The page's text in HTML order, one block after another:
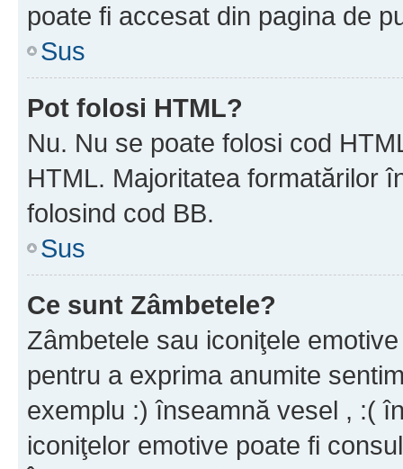
poate fi accesat din pagina de
Sus
Pot folosi HTML?
Nu. Nu se poate folosi cod
HTML. Majoritatea formatărilor
folosind cod BB.
Sus
Ce sunt Zâmbetele?
Zâmbetele sau iconiţele
pentru a exprima anumite
exemplu :) înseamnă vesel , :(
iconiţelor emotive poate fi